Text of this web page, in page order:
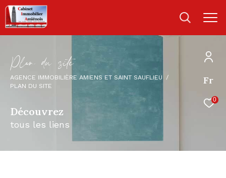
Fr
0
Pla du sie
AGENCE IMMOBILIÈRE AMIENS ET SAINT SAUFLIEU
PLAN DU SITE
Découvrez
tous les liens